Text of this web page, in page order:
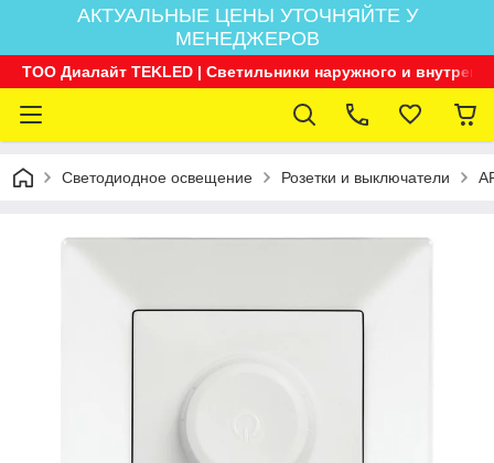
АКТУАЛЬНЫЕ ЦЕНЫ УТОЧНЯЙТЕ У
МЕНЕДЖЕРОВ
ТОО Диалайт TEKLED | Светильники наружного и
Светодиодное освещение Розетки и выключатели